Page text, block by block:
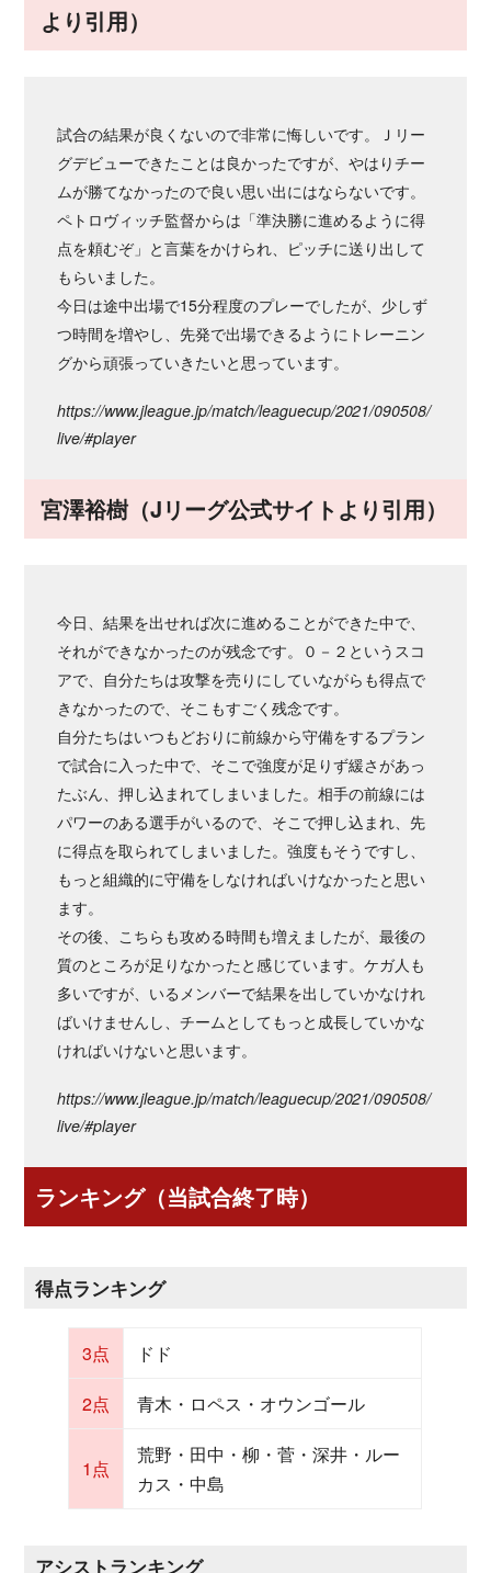
より引用）
試合の結果が良くないので非常に悔しいです。Ｊリー
グデビューできたことは良かったですが、やはりチー
ムが勝てなかったので良い思い出にはならないです。
ペトロヴィッチ監督からは「準決勝に進めるように得
点を頼むぞ」と言葉をかけられ、ピッチに送り出して
もらいました。
今日は途中出場で15分程度のプレーでしたが、少しず
つ時間を増やし、先発で出場できるようにトレーニン
グから頑張っていきたいと思っています。
https://www.jleague.jp/match/leaguecup/2021/090508/
live/#player
宮澤裕樹（Jリーグ公式サイトより引用）
今日、結果を出せれば次に進めることができた中で、
それができなかったのが残念です。０－２というスコ
アで、自分たちは攻撃を売りにしていながらも得点で
きなかったので、そこもすごく残念です。
自分たちはいつもどおりに前線から守備をするプラン
で試合に入った中で、そこで強度が足りず緩さがあっ
たぶん、押し込まれてしまいました。相手の前線には
パワーのある選手がいるので、そこで押し込まれ、先
に得点を取られてしまいました。強度もそうですし、
もっと組織的に守備をしなければいけなかったと思い
ます。
その後、こちらも攻める時間も増えましたが、最後の
質のところが足りなかったと感じています。ケガ人も
多いですが、いるメンバーで結果を出していかなけれ
ばいけませんし、チームとしてもっと成長していかな
ければいけないと思います。
https://www.jleague.jp/match/leaguecup/2021/090508/
live/#player
ランキング（当試合終了時）
得点ランキング
3点
ドド
2点
青木・ロペス・オウンゴール
1点
荒野・田中・柳・菅・深井・ルー
カス・中島
アシストランキング